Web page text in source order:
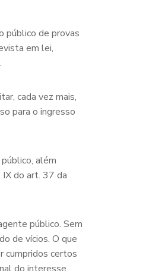
público de provas
em lei,
cada vez mais,
para o ingresso
além
IX do art. 37 da
público. Sem
de vícios. O que
cumpridos certos